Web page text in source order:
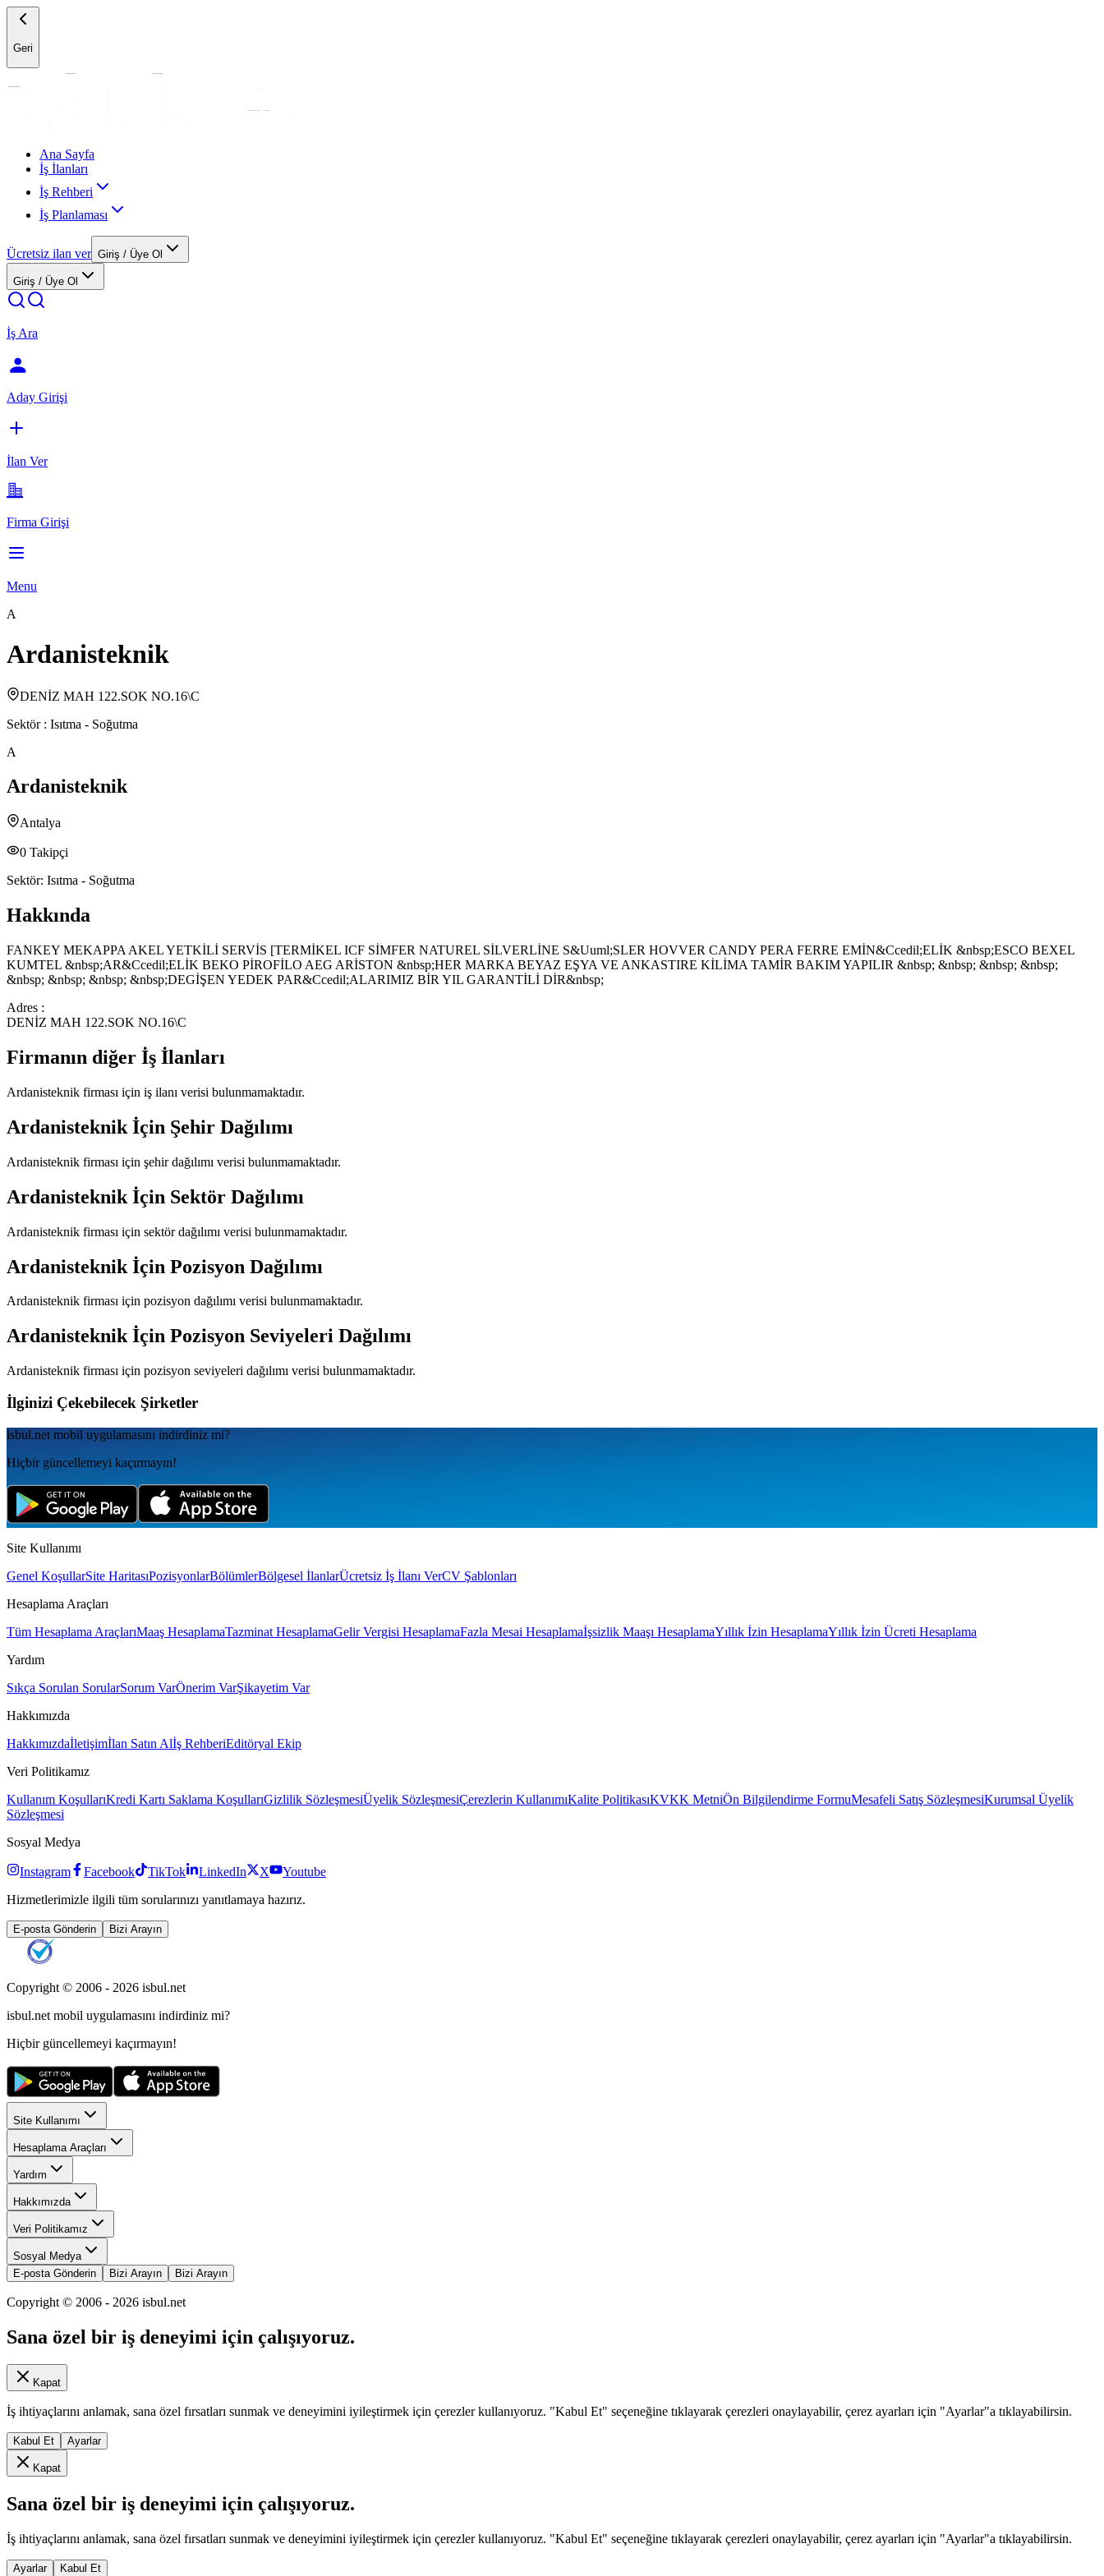
Geri
Ana Sayfa
İş İlanları
İş Rehberi
İş Planlaması
Ücretsiz ilan ver Giriş / Üye Ol
Giriş / Üye Ol
İş Ara
Aday Girişi
İlan Ver
Firma Girişi
Menu
A
Ardanisteknik
DENİZ MAH 122.SOK NO.16\C
Sektör : Isıtma - Soğutma
A
Ardanisteknik
Antalya
0 Takipçi
Sektör: Isıtma - Soğutma
Hakkında
FANKEY MEKAPPA AKEL YETKİLİ SERVİS [TERMİKEL ICF SİMFER NATUREL SİLVERLİNE S&Uuml;SLER HOVVER CANDY PERA FERRE EMİN&Ccedil;ELİK &nbsp;ESCO BEXEL
KUMTEL &nbsp;AR&Ccedil;ELİK BEKO PİROFİLO AEG ARİSTON &nbsp;HER MARKA BEYAZ EŞYA VE ANKASTIRE KİLİMA TAMİR BAKIM YAPILIR &nbsp; &nbsp; &nbsp; &nbsp;
&nbsp; &nbsp; &nbsp; &nbsp;DEGİŞEN YEDEK PAR&Ccedil;ALARIMIZ BİR YIL GARANTİLİ DİR&nbsp;
Adres :
DENİZ MAH 122.SOK NO.16\C
Firmanın diğer İş İlanları
Ardanisteknik firması için iş ilanı verisi bulunmamaktadır.
Ardanisteknik İçin Şehir Dağılımı
Ardanisteknik firması için şehir dağılımı verisi bulunmamaktadır.
Ardanisteknik İçin Sektör Dağılımı
Ardanisteknik firması için sektör dağılımı verisi bulunmamaktadır.
Ardanisteknik İçin Pozisyon Dağılımı
Ardanisteknik firması için pozisyon dağılımı verisi bulunmamaktadır.
Ardanisteknikİçin Pozisyon Seviyeleri Dağılımı
Ardanisteknik firması için pozisyon seviyeleri dağılımı verisi bulunmamaktadır.
İlginizi Çekebilecek Şirketler
isbul.net mobil uygulamаsını indirdiniz mi?
Hiçbir güncellemeyi kaçırmayın!
Site Kullanımı
Genel KoşullarSite HaritasıPozisyonlarBölümlerBölgesel İlanlarÜcretsiz İş İlanı VerCV Şablonları
Hesaplama Araçları
Tüm Hesaplama AraçlarıMaaş HesaplamaTazminat HesaplamaGelir Vergisi HesaplamaFazla Mesai Hesaplamaİşsizlik Maaşı HesaplamaYıllık İzin HesaplamaYıllık İzin Ücreti Hesaplama
Yardım
Sıkça Sorulan SorularSorum VarÖnerim VarŞikayetim Var
Hakkımızda
Hakkımızdaİletişimİlan Satın Alİş RehberiEditöryal Ekip
Veri Politikamız
Kullanım KoşullarıKredi Kartı Saklama KoşullarıGizlilik SözleşmesiÜyelik SözleşmesiÇerezlerin KullanımıKalite PolitikasıKVKK MetniÖn Bilgilendirme FormuMesafeli Satış SözleşmesiKurumsal Üyelik
Sözleşmesi
Sosyal Medya
Instagram Facebook TikTok LinkedIn X
Youtube
Hizmetlerimizle ilgili tüm sorularınızı yanıtlamaya hazırız.
E-posta Gönderin Bizi Arayın
Copyright © 2006 - 2026 isbul.net
isbul.net mobil uygulamasını indirdiniz mi?
Hiçbir güncellemeyi kaçırmayın!
Site Kullanımı
Hesaplama Araçları
Yardım
Hakkımızda
Veri Politikamız
Sosyal Medya
E-posta Gönderin
Bizi Arayın Bizi Arayın
Copyright © 2006 - 2026 isbul.net
Sana özel bir iş deneyimi için çalışıyoruz.
Kapat
İş ihtiyaçlarını anlamak, sana özel fırsatları sunmak ve deneyimini iyileştirmek için çerezler kullanıyoruz. "Kabul Et" seçeneğine tıklayarak çerezleri onaylayabilir, çerez ayarları için "Ayarlar"a tıklayabilirsin.
Kabul Et Ayarlar
Kapat
Sana özel bir iş deneyimi için çalışıyoruz.
İş ihtiyaçlarını anlamak, sana özel fırsatları sunmak ve deneyimini iyileştirmek için çerezler kullanıyoruz. "Kabul Et" seçeneğine tıklayarak çerezleri onaylayabilir, çerez ayarları için "Ayarlar"a tıklayabilirsin.
Ayarlar Kabul Et